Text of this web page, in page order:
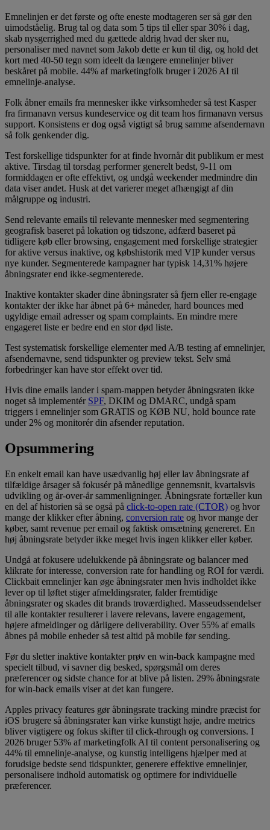
Emnelinjen er det første og ofte eneste modtageren ser så gør den
uimodståelig. Brug tal og data som 5 tips til eller spar 30% i dag,
skab nysgerrighed med du gættede aldrig hvad der sker nu,
personaliser med navnet som Jakob dette er kun til dig, og hold det
kort med 40-50 tegn som ideelt da længere emnelinjer bliver
beskåret på mobile. 44% af marketingfolk bruger i 2026 AI til
emnelinje-analyse.
Folk åbner emails fra mennesker ikke virksomheder så test Kasper
fra firmanavn versus kundeservice og dit team hos firmanavn versus
support. Konsistens er dog også vigtigt så brug samme afsendernavn
så folk genkender dig.
Test forskellige tidspunkter for at finde hvornår dit publikum er mest
aktive. Tirsdag til torsdag performer generelt bedst, 9-11 om
formiddagen er ofte effektivt, og undgå weekender medmindre din
data viser andet. Husk at det varierer meget afhængigt af din
målgruppe og industri.
Send relevante emails til relevante mennesker med segmentering
geografisk baseret på lokation og tidszone, adfærd baseret på
tidligere køb eller browsing, engagement med forskellige strategier
for aktive versus inaktive, og købshistorik med VIP kunder versus
nye kunder. Segmenterede kampagner har typisk 14,31% højere
åbningsrater end ikke-segmenterede.
Inaktive kontakter skader dine åbningsrater så fjern eller re-engage
kontakter der ikke har åbnet på 6+ måneder, hard bounces med
ugyldige email adresser og spam complaints. En mindre mere
engageret liste er bedre end en stor død liste.
Test systematisk forskellige elementer med A/B testing af emnelinjer,
afsendernavne, send tidspunkter og preview tekst. Selv små
forbedringer kan have stor effekt over tid.
Hvis dine emails lander i spam-mappen betyder åbningsraten ikke
noget så implementér SPF, DKIM og DMARC, undgå spam
triggers i emnelinjer som GRATIS og KØB NU, hold bounce rate
under 2% og monitorér din afsender reputation.
Opsummering
En enkelt email kan have usædvanlig høj eller lav åbningsrate af
tilfældige årsager så fokusér på månedlige gennemsnit, kvartalsvis
udvikling og år-over-år sammenligninger. Åbningsrate fortæller kun
en del af historien så se også på click-to-open rate (CTOR) og hvor
mange der klikker efter åbning, conversion rate og hvor mange der
køber, samt revenue per email og faktisk omsætning genereret. En
høj åbningsrate betyder ikke meget hvis ingen klikker eller køber.
Undgå at fokusere udelukkende på åbningsrate og balancer med
klikrate for interesse, conversion rate for handling og ROI for værdi.
Clickbait emnelinjer kan øge åbningsrater men hvis indholdet ikke
lever op til løftet stiger afmeldingsrater, falder fremtidige
åbningsrater og skades dit brands troværdighed. Masseudssendelser
til alle kontakter resulterer i lavere relevans, lavere engagement,
højere afmeldinger og dårligere deliverability. Over 55% af emails
åbnes på mobile enheder så test altid på mobile før sending.
Før du sletter inaktive kontakter prøv en win-back kampagne med
specielt tilbud, vi savner dig besked, spørgsmål om deres
præferencer og sidste chance for at blive på listen. 29% åbningsrate
for win-back emails viser at det kan fungere.
Apples privacy features gør åbningsrate tracking mindre præcist for
iOS brugere så åbningsrater kan virke kunstigt høje, andre metrics
bliver vigtigere og fokus skifter til click-through og conversions. I
2026 bruger 53% af marketingfolk AI til content personalisering og
44% til emnelinje-analyse, og kunstig intelligens hjælper med at
forudsige bedste send tidspunkter, generere effektive emnelinjer,
personalisere indhold automatisk og optimere for individuelle
præferencer.